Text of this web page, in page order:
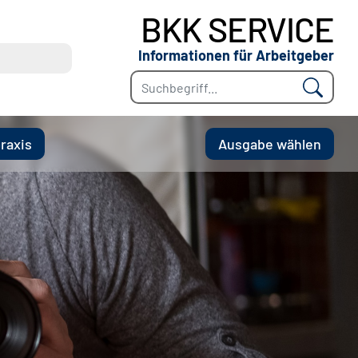
BKK SERVICE
Informationen für Arbeitgeber
und Arbeitsrecht
Ausgabe wählen